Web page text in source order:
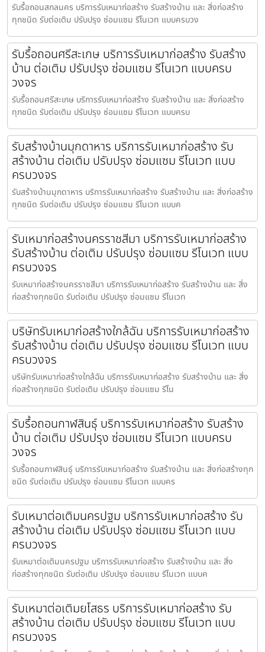
รับรื้อถอนสกลนคร บริการรับเหมาก่อสร้าง รับสร้างบ้าน และ สิ่งก่อสร้าง
ทุกชนิด รับต่อเติม ปรับปรุง ซ่อมแซม รีโนเวท แบบครบวง
รับรื้อถอนศรีสะเกษ บริการรับเหมาก่อสร้าง รับสร้าง
บ้าน ต่อเติม ปรับปรุง ซ่อมแซม รีโนเวท แบบครบ
วงจร
รับรื้อถอนศรีสะเกษ บริการรับเหมาก่อสร้าง รับสร้างบ้าน และ สิ่งก่อสร้าง
ทุกชนิด รับต่อเติม ปรับปรุง ซ่อมแซม รีโนเวท แบบครบ
รับสร้างบ้านมุกดาหาร บริการรับเหมาก่อสร้าง รับ
สร้างบ้าน ต่อเติม ปรับปรุง ซ่อมแซม รีโนเวท แบบ
ครบวงจร
รับสร้างบ้านมุกดาหาร บริการรับเหมาก่อสร้าง รับสร้างบ้าน และ สิ่งก่อสร้าง
ทุกชนิด รับต่อเติม ปรับปรุง ซ่อมแซม รีโนเวท แบบค
รับเหมาก่อสร้างนครราชสีมา บริการรับเหมาก่อสร้าง
รับสร้างบ้าน ต่อเติม ปรับปรุง ซ่อมแซม รีโนเวท แบบ
ครบวงจร
รับเหมาก่อสร้างนครราชสีมา บริการรับเหมาก่อสร้าง รับสร้างบ้าน และ สิ่ง
ก่อสร้างทุกชนิด รับต่อเติม ปรับปรุง ซ่อมแซม รีโนเวท
บริษัทรับเหมาก่อสร้างใกล้ฉัน บริการรับเหมาก่อสร้าง
รับสร้างบ้าน ต่อเติม ปรับปรุง ซ่อมแซม รีโนเวท แบบ
ครบวงจร
บริษัทรับเหมาก่อสร้างใกล้ฉัน บริการรับเหมาก่อสร้าง รับสร้างบ้าน และ สิ่ง
ก่อสร้างทุกชนิด รับต่อเติม ปรับปรุง ซ่อมแซม รีโน
รับรื้อถอนกาฬสินธุ์ บริการรับเหมาก่อสร้าง รับสร้าง
บ้าน ต่อเติม ปรับปรุง ซ่อมแซม รีโนเวท แบบครบ
วงจร
รับรื้อถอนกาฬสินธุ์ บริการรับเหมาก่อสร้าง รับสร้างบ้าน และ สิ่งก่อสร้างทุก
ชนิด รับต่อเติม ปรับปรุง ซ่อมแซม รีโนเวท แบบคร
รับเหมาต่อเติมนครปฐม บริการรับเหมาก่อสร้าง รับ
สร้างบ้าน ต่อเติม ปรับปรุง ซ่อมแซม รีโนเวท แบบ
ครบวงจร
รับเหมาต่อเติมนครปฐม บริการรับเหมาก่อสร้าง รับสร้างบ้าน และ สิ่ง
ก่อสร้างทุกชนิด รับต่อเติม ปรับปรุง ซ่อมแซม รีโนเวท แบบค
รับเหมาต่อเติมยโสธร บริการรับเหมาก่อสร้าง รับ
สร้างบ้าน ต่อเติม ปรับปรุง ซ่อมแซม รีโนเวท แบบ
ครบวงจร